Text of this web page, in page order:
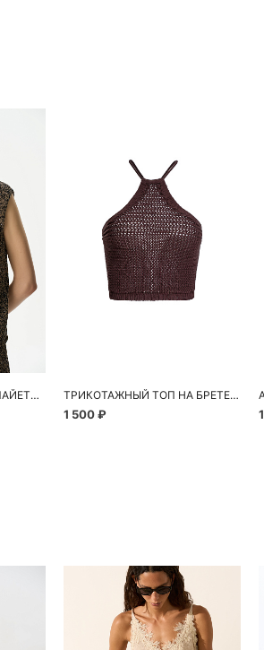
ТРИКОТАЖНЫЙ ТОП С ПАЙЕТКАМИ ТРИКОТАЖНЫЙ ТОП НА БРЕТЕЛЯХ
1 500 ₽